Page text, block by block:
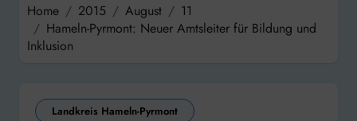
Home 2015 August
11
Hameln-Pyrmont: Neuer Amtsleiter für Bildung und
Inklusion
Landkreis Hameln-Pyrmont